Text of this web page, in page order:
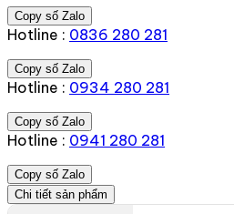
Copy số Zalo
Hotline : 0836 280 281
Copy số Zalo
Hotline : 0934 280 281
Copy số Zalo
Hotline : 0941 280 281
Copy số Zalo
Chi tiết sản phẩm